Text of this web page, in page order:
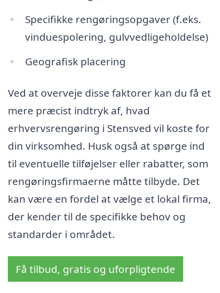
Specifikke rengøringsopgaver (f.eks.
vinduespolering, gulvvedligeholdelse)
Geografisk placering
Ved at overveje disse faktorer kan du få et
mere præcist indtryk af, hvad
erhvervsrengøring i Stensved vil koste for
din virksomhed. Husk også at spørge ind
til eventuelle tilføjelser eller rabatter, som
rengøringsfirmaerne måtte tilbyde. Det
kan være en fordel at vælge et lokal firma,
der kender til de specifikke behov og
standarder i området.
Få tilbud, gratis og uforpligtende